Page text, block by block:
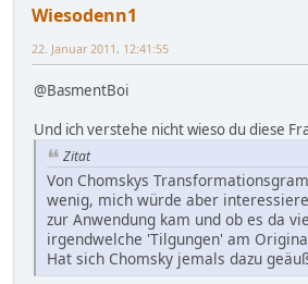
Wiesodenn1
22. Januar 2011, 12:41:55
@BasmentBoi
Und ich verstehe nicht wieso du diese
Zitat
Von Chomskys
wenig, mich würde aber
zur Anwendung kam und ob es da
irgendwelche 'Tilgungen' am
Hat sich Chomsky jemals dazu